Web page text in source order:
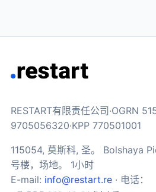
RESTART有限责任公司·OGRN
9705056320·KPP 770501001
115054, 莫斯科, 圣。 Bolshaya
号楼，场地。 1小时
E-mail: info@restart.re · 电话：